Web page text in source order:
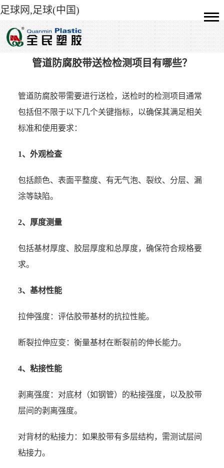
足球网,足球(中国)
管道防腐胶带送检检测项目有哪些？
管道防腐胶带需要进行送检，送检时的检测项目通常
包括但不限于以下几个关键指标，以确保其满足相关
标准和使用要求：
1、外观检查
包括颜色、表面平整度、有无气泡、裂纹、分层、漏
涂等缺陷。
2、厚度测量
包括基材厚度、胶层厚度和总厚度，确保符合规格要
求。
3、基材性能
拉伸强度：评估胶带基材的抗拉性能。
断裂拉伸应变：衡量基材在断裂前的伸长能力。
4、粘接性能
剥离强度：对底材（如钢管）的粘接强度，以及胶带
层间的剥离强度。
对背材的粘接力：如果胶带有多层结构，需测试层间
粘接力。